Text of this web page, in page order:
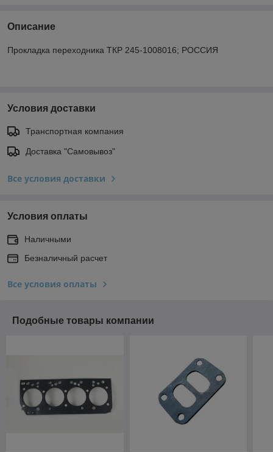
Описание
Прокладка переходника ТКР 245-1008016; РОССИЯ
Условия доставки
Транспортная компания
Доставка "Самовывоз"
Все условия доставки
Условия оплаты
Наличными
Безналичный расчет
Все условия оплаты
Подобные товары компании